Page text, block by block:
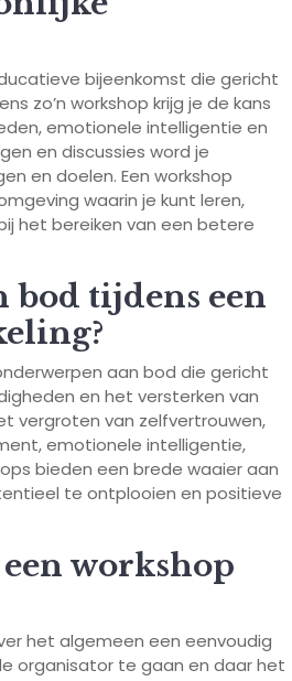
bijeenkomst die gericht
zo’n workshop krijg je de kans
emotionele intelligentie en
en discussies word je
en doelen. Een workshop
waarin je kunt leren,
het bereiken van een betere
bod tijdens een
aan bod die gericht
en het versterken van
vergroten van zelfvertrouwen,
emotionele intelligentie,
bieden een brede waaier aan
te ontplooien en positieve
workshop
het algemeen een eenvoudig
organisator te gaan en daar het